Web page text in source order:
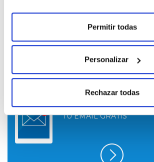
Permitir todas
Personalizar
Rechazar todas
SUSCRÍBETE A LO QUE
EN FUNDACIÓN VITAL
TU EMAIL GRATIS